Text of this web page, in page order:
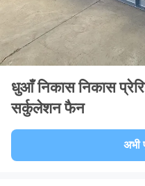
धुआँ निकास निकास
सर्कुलेशन फैन
अभी